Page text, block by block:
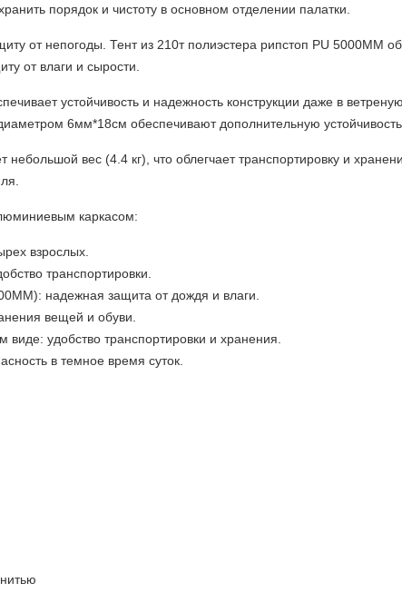
порядок и чистоту в основном отделении палатки.
от непогоды. Тент из 210т полиэстера рипстоп PU 5000MM
от влаги и сырости.
устойчивость и надежность конструкции даже в
6мм*18см обеспечивают дополнительную устойчивость
небольшой вес (4.4 кг), что облегчает транспортировку и
каркасом:
взрослых.
транспортировки.
MM): надежная защита от дождя и влаги.
вещей и обуви.
удобство транспортировки и хранения.
в темное время суток.